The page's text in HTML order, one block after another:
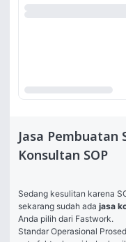
Jasa Pembuatan
Konsultan SOP
Sedang kesulitan karena
sekarang sudah ada jasa
Anda pilih dari Fastwork.
Standar Operasional